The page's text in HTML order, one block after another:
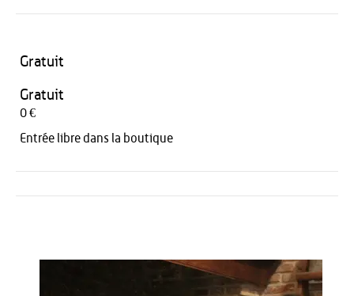
Gratuit
Gratuit
0 €
Entrée libre dans la boutique